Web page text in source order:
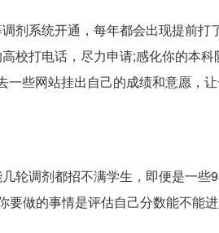
剂系统开通，每年都会出现提前打
校打电话，尽力申请;感化你的本
些网站挂出自己的成绩和意愿，
轮调剂都招不满学生，即便是一些
做的事情是评估自己分数能不能